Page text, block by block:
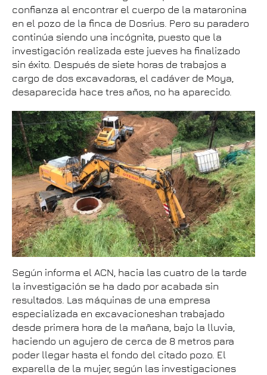
confianza al encontrar el cuerpo de la mataronina
en el pozo de la finca de Dosrius. Pero su paradero
continúa siendo una incógnita, puesto que la
investigación realizada este jueves ha finalizado
sin éxito. Después de siete horas de trabajos a
cargo de dos excavadoras, el cadáver de Moya,
desaparecida hace tres años, no ha aparecido.
Según informa el ACN, hacia las cuatro de la tarde
la investigación se ha dado por acabada sin
resultados. Las máquinas de una empresa
especializada en excavacioneshan trabajado
desde primera hora de la mañana, bajo la lluvia,
haciendo un agujero de cerca de 8 metros para
poder llegar hasta el fondo del citado pozo. El
exparella de la mujer, según las investigaciones